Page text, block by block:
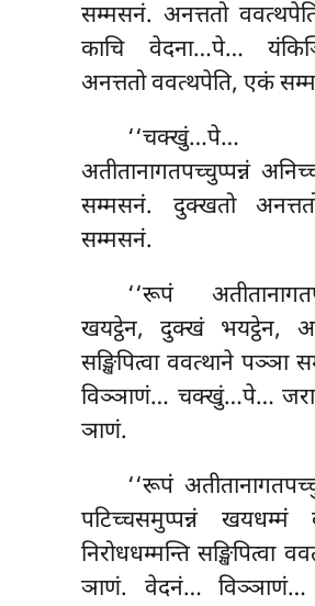
सम्मसनं. अनत्ततो
काचि वेदना…पे…
अनत्ततो ववत्थपेति, एकं
अतीतानागतपच्चुप्पन्नं
सम्मसनं. दुक्खतो
सम्मसनं.
‘‘रूपं
खयट्ठेन, दुक्खं भयट्ठेन,
सङ्खिपित्वा ववत्थाने
विञ्ञाणं… चक्खुं…पे…
ञाणं.
‘‘रूपं
पटिच्चसमुप्पन्नं खयधम्मं
निरोधधम्मन्ति सङ्खिपित्वा
ञाणं. वेदनं…